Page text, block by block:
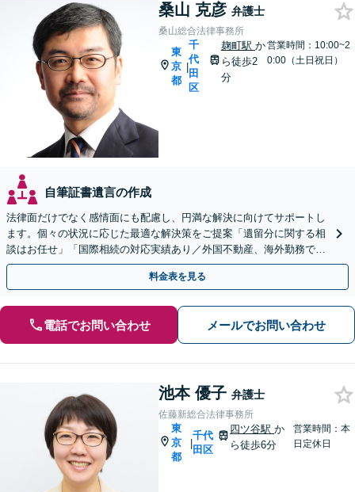
桑山 克彦 弁護士
桑山総合法律事務所
東
京
都
|
千
代
田
区
麹町駅 か
ら徒歩2
分
営業時間：10:00~2
0:00（土日祝日）
自筆証書遺言の作成
法律面だけでなく感情面にも配慮し、円満な解決に向けてサポートし
ます。個々の状況に応じた最適な解決策をご提案「遺留分に関する相
談はお任せ」「国際相続の対応実績あり／外国不動産、海外勤務で得
た株式の相続など」【休日・夜間相談可】
料金表を見る
電話でお問い合わせ メールでお問い合わせ
池本 優子 弁護士
佐藤新総合法律事務所
東
京
都
|
千代
田区
四ツ谷駅か
ら徒歩6分
営業時間：本
日定休日